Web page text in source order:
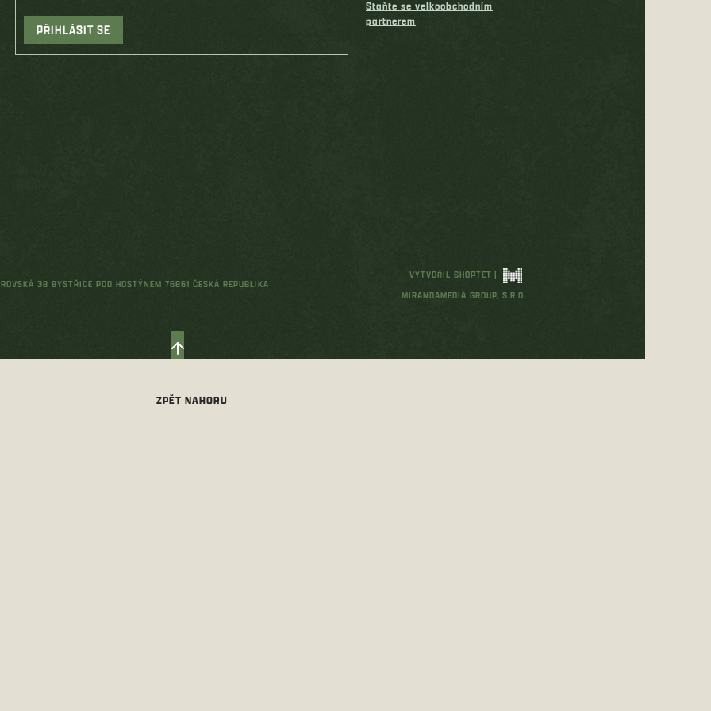
PŘIHLÁSIT SE
Staňte se velkoobchodním
partnerem
VYTVOŘIL SHOPTET |
MIRANDAMEDIA GROUP, S.R.O.
38 BYSTŘICE POD HOSTÝNEM 76861 ČESKÁ REPUBLIKA